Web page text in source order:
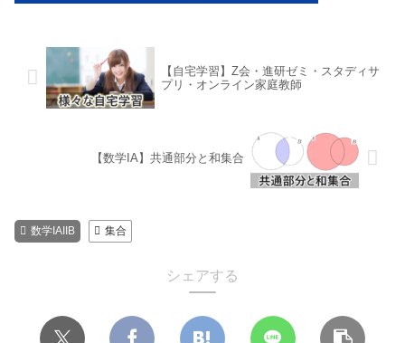
【自宅学習】Z会・進研ゼミ・スタディサ
プリ・オンライン家庭教師
【数学IA】共通部分と和集合
数学IAIIB 集合
シェアする